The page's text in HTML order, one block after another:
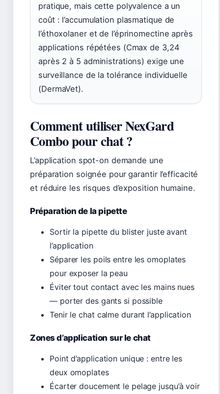
pratique, mais cette polyvalence a un
coût : l’accumulation plasmatique de
l’éthoxolaner et de l’éprinomectine après
applications répétées (Cmax de 3,24
après 2 à 5 administrations) exige une
surveillance de la tolérance individuelle
(DermaVet).
Comment utiliser NexGard
Combo pour chat ?
L’application spot-on demande une
préparation soignée pour garantir l’efficacité
et réduire les risques d’exposition humaine.
Préparation de la pipette
Sortir la pipette du blister juste avant
l’application
Séparer les poils entre les omoplates
pour exposer la peau
Éviter tout contact avec les mains nues
— porter des gants si possible
Tenir le chat calme durant l’application
Zones d’application sur le chat
Point d’application unique : entre les
deux omoplates
Écarter doucement le pelage jusqu’à voir